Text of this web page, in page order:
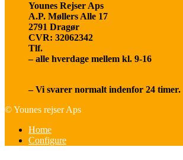
Younes Rejser Aps
A.P. Møllers Alle 17
2791 Dragør
CVR: 32062342
Tlf.
– alle hverdage mellem kl. 9-16
– Vi svarer normalt indenfor 24 timer.
© Younes rejser Aps
Home
Configure